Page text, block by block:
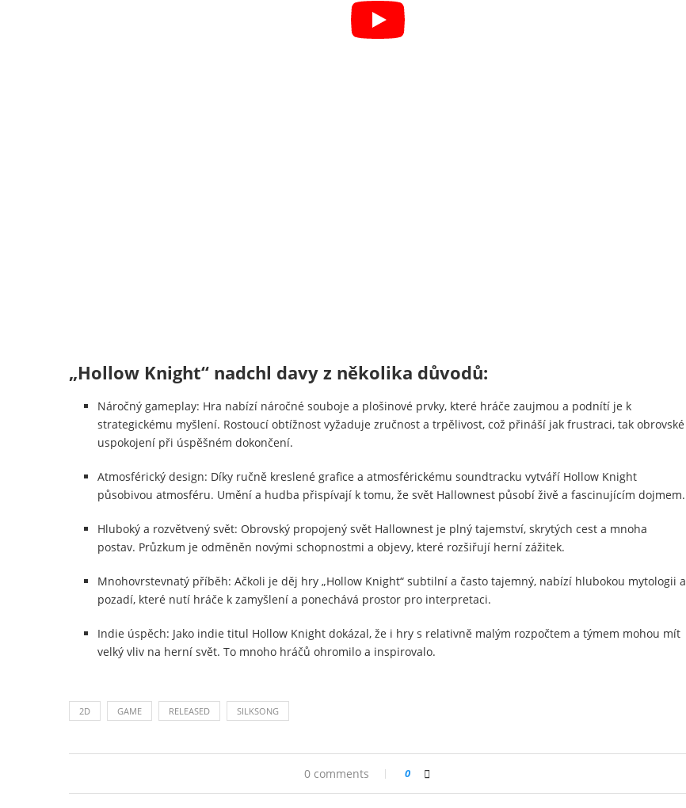
„Hollow Knight“ nadchl davy z několika důvodů:
Náročný gameplay: Hra nabízí náročné souboje a plošinové prvky, které hráče zaujmou a podnítí je k
strategickému myšlení. Rostoucí obtížnost vyžaduje zručnost a trpělivost, což přináší jak frustraci, tak obrovské
uspokojení při úspěšném dokončení.
Atmosférický design: Díky ručně kreslené grafice a atmosférickému soundtracku vytváří Hollow Knight
působivou atmosféru. Umění a hudba přispívají k tomu, že svět Hallownest působí živě a fascinujícím dojmem.
Hluboký a rozvětvený svět: Obrovský propojený svět Hallownest je plný tajemství, skrytých cest a mnoha
postav. Průzkum je odměněn novými schopnostmi a objevy, které rozšiřují herní zážitek.
Mnohovrstevnatý příběh: Ačkoli je děj hry „Hollow Knight“ subtilní a často tajemný, nabízí hlubokou mytologii a
pozadí, které nutí hráče k zamyšlení a ponechává prostor pro interpretaci.
Indie úspěch: Jako indie titul Hollow Knight dokázal, že i hry s relativně malým rozpočtem a týmem mohou mít
velký vliv na herní svět. To mnoho hráčů ohromilo a inspirovalo.
2D GAME RELEASED SILKSONG
0 comments 0